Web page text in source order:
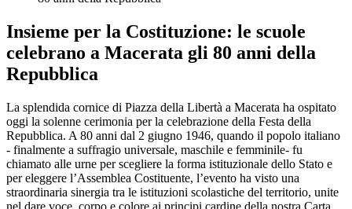
Insieme per la Costituzione: le scuole
celebrano a Macerata gli 80 anni della
Repubblica
La splendida cornice di Piazza della Libertà a Macerata ha ospitato
oggi la solenne cerimonia per la celebrazione della Festa della
Repubblica. A 80 anni dal 2 giugno 1946, quando il popolo italiano
- finalmente a suffragio universale, maschile e femminile- fu
chiamato alle urne per scegliere la forma istituzionale dello Stato e
per eleggere l’Assemblea Costituente, l’evento ha visto una
straordinaria sinergia tra le istituzioni scolastiche del territorio, unite